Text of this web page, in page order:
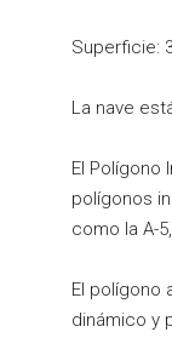
Superficie:
La nave
El Polígono
polígonos
como la A-
El polígono
dinámico y